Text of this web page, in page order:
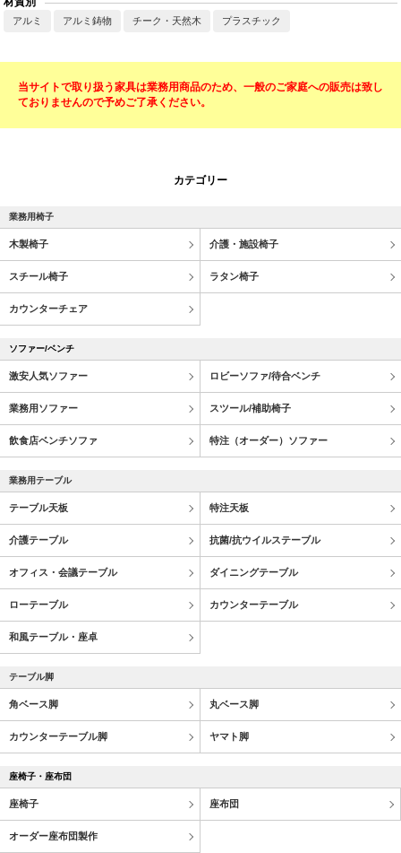
アルミ アルミ鋳物 チーク・天然木 プラスチック
当サイトで取り扱う家具は業務用商品のため、一般のご家庭への販売は致し
ておりませんので予めご了承ください。
カテゴリー
業務用椅子
木製椅子 介護・施設椅子
スチール椅子 ラタン椅子
カウンターチェア
ソファー/ベンチ
激安人気ソファー ロビーソファ/待合ベンチ
業務用ソファー スツール/補助椅子
飲食店ベンチソファ 特注（オーダー）ソファー
業務用テーブル
テーブル天板 特注天板
介護テーブル 抗菌/抗ウイルステーブル
オフィス・会議テーブル ダイニングテーブル
ローテーブル カウンターテーブル
和風テーブル・座卓
テーブル脚
角ベース脚 丸ベース脚
カウンターテーブル脚 ヤマト脚
座椅子・座布団
座椅子 座布団
オーダー座布団製作